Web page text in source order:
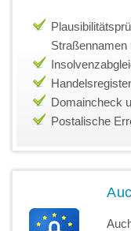
Straßennamen
Domaincheck
Postalische